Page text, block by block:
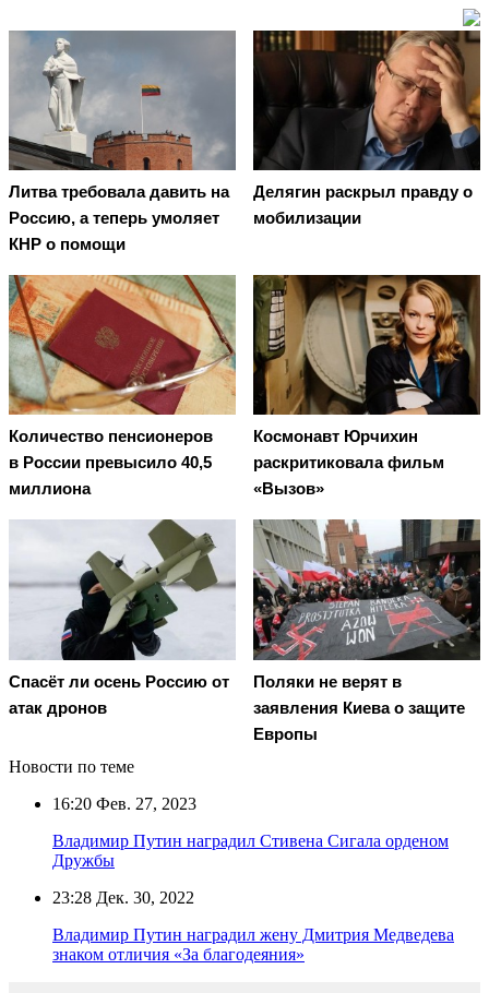
Литва требовала давить на
Россию, а теперь умоляет
КНР о помощи
Делягин раскрыл правду о
мобилизации
Количество пенсионеров
в России превысило 40,5
миллиона
Космонавт Юрчихин
раскритиковала фильм
«Вызов»
Спасёт ли осень Россию от
атак дронов
Поляки не верят в
заявления Киева о защите
Европы
Новости по теме
16:20 Фев. 27, 2023
Владимир Путин наградил Стивена Сигала орденом
Дружбы
23:28 Дек. 30, 2022
Владимир Путин наградил жену Дмитрия Медведева
знаком отличия «За благодеяния»